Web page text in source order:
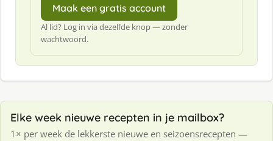
Maak een gratis account
Al lid? Log in via dezelfde knop — zonder
wachtwoord.
Elke week nieuwe recepten in je mailbox?
1× per week de lekkerste nieuwe en seizoensrecepten —